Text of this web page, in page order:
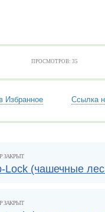
ПРОСМОТРОВ: 35
Избранное Ссылка
ЗАКРЫТ
Lock (чашечные
ЗАКРЫТ